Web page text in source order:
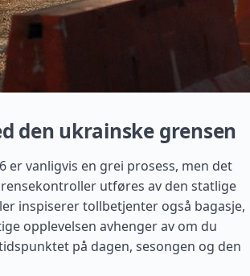
den ukrainske grensen
er vanligvis en grei prosess, men det
utføres av den statlige
inspiserer tollbetjenter også bagasje,
opplevelsen avhenger av om du
på dagen, sesongen og den